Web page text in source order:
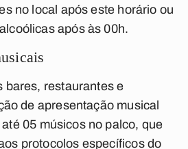
no local após este horário ou
após às 00h.
bares, restaurantes e
de apresentação musical
05 músicos no palco, que
protocolos específicos do